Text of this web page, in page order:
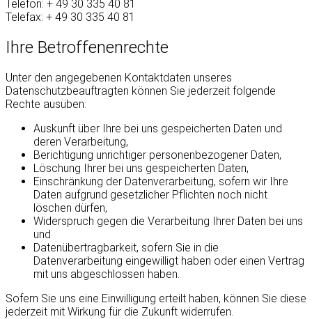
Telefon: + 49 30 335 40 81
Telefax: + 49 30 335 40 81
Ihre Betroffenenrechte
Unter den angegebenen Kontaktdaten unseres
Datenschutzbeauftragten können Sie jederzeit folgende
Rechte ausüben:
Auskunft über Ihre bei uns gespeicherten Daten und
deren Verarbeitung,
Berichtigung unrichtiger personenbezogener Daten,
Löschung Ihrer bei uns gespeicherten Daten,
Einschränkung der Datenverarbeitung, sofern wir Ihre
Daten aufgrund gesetzlicher Pflichten noch nicht
löschen dürfen,
Widerspruch gegen die Verarbeitung Ihrer Daten bei uns
und
Datenübertragbarkeit, sofern Sie in die
Datenverarbeitung eingewilligt haben oder einen Vertrag
mit uns abgeschlossen haben.
Sofern Sie uns eine Einwilligung erteilt haben, können Sie diese
jederzeit mit Wirkung für die Zukunft widerrufen.